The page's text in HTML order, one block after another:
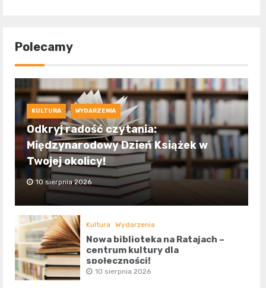
Polecamy
KULTURA WYDARZENIA
Odkryj radość czytania:
Międzynarodowy Dzień Książek w
Twojej okolicy!
10 sierpnia 2026
Kultura Wydarzenia
Nowa biblioteka na Ratajach –
centrum kultury dla
społeczności!
10 sierpnia 2026